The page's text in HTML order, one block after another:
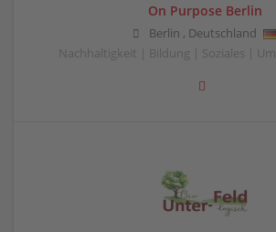
On Purpose Berlin
Berlin , Deutschland
Nachhaltigkeit | Bildung | Soziales |